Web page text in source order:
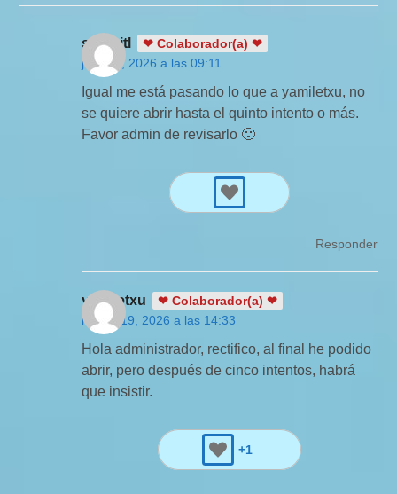
sarukitl
❤ Colaborador(a) ❤
julio 24, 2026 a las 09:11
Igual me está pasando lo que a yamiletxu, no
se quiere abrir hasta el quinto intento o más.
Favor admin de revisarlo 🙁
Responder
yamiletxu
❤ Colaborador(a) ❤
marzo 19, 2026 a las 14:33
Hola administrador, rectifico, al final he podido
abrir, pero después de cinco intentos, habrá
que insistir.
+1